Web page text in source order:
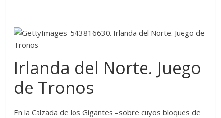
Irlanda del Norte. Juego
de Tronos
En la Calzada de los Gigantes –sobre cuyos bloques de